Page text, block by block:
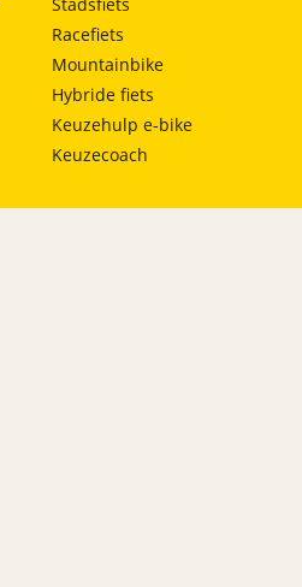
Stadsfiets
Racefiets
Mountainbike
Hybride fiets
Keuzehulp e-bike
Keuzecoach